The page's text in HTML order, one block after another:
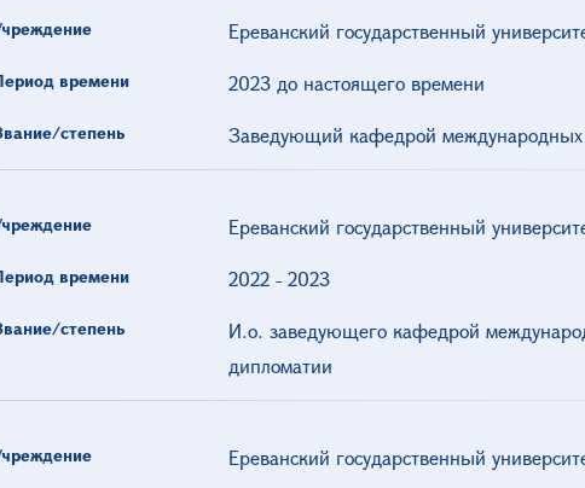
Ереванский государственный
времени 2023 до настоящего времени
степень Заведующий кафедрой
Ереванский государственный
времени 2022- 2023
степень
И.о. заведующего кафедрой
дипломатии
Ереванский государственный